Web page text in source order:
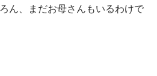
ん、まだお母さんもいるわけで